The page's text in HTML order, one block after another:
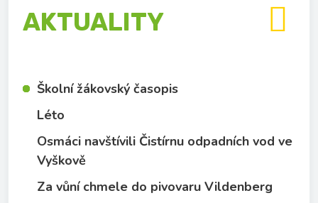
AKTUALITY
Školní žákovský časopis
Léto
Osmáci navštívili Čistírnu odpadních vod ve
Vyškově
Za vůní chmele do pivovaru Vildenberg
